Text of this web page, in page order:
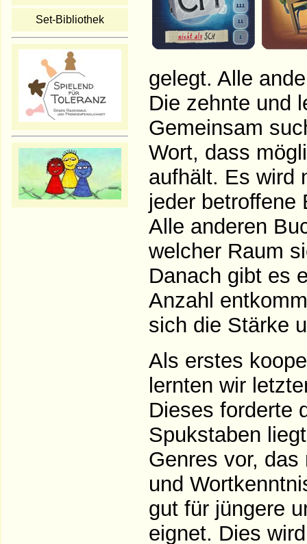
Set-Bibliothek
gelegt. Alle
Die zehnte und
Gemeinsam
Wort, dass
aufhält. Es wird
jeder betroffene
Alle anderen
welcher Raum
Danach gibt es
Anzahl
sich die Stärke
Als erstes
lernten wir
Dieses forderte
Spukstaben
Genres vor,
und
gut für jüngere
eignet. Dies